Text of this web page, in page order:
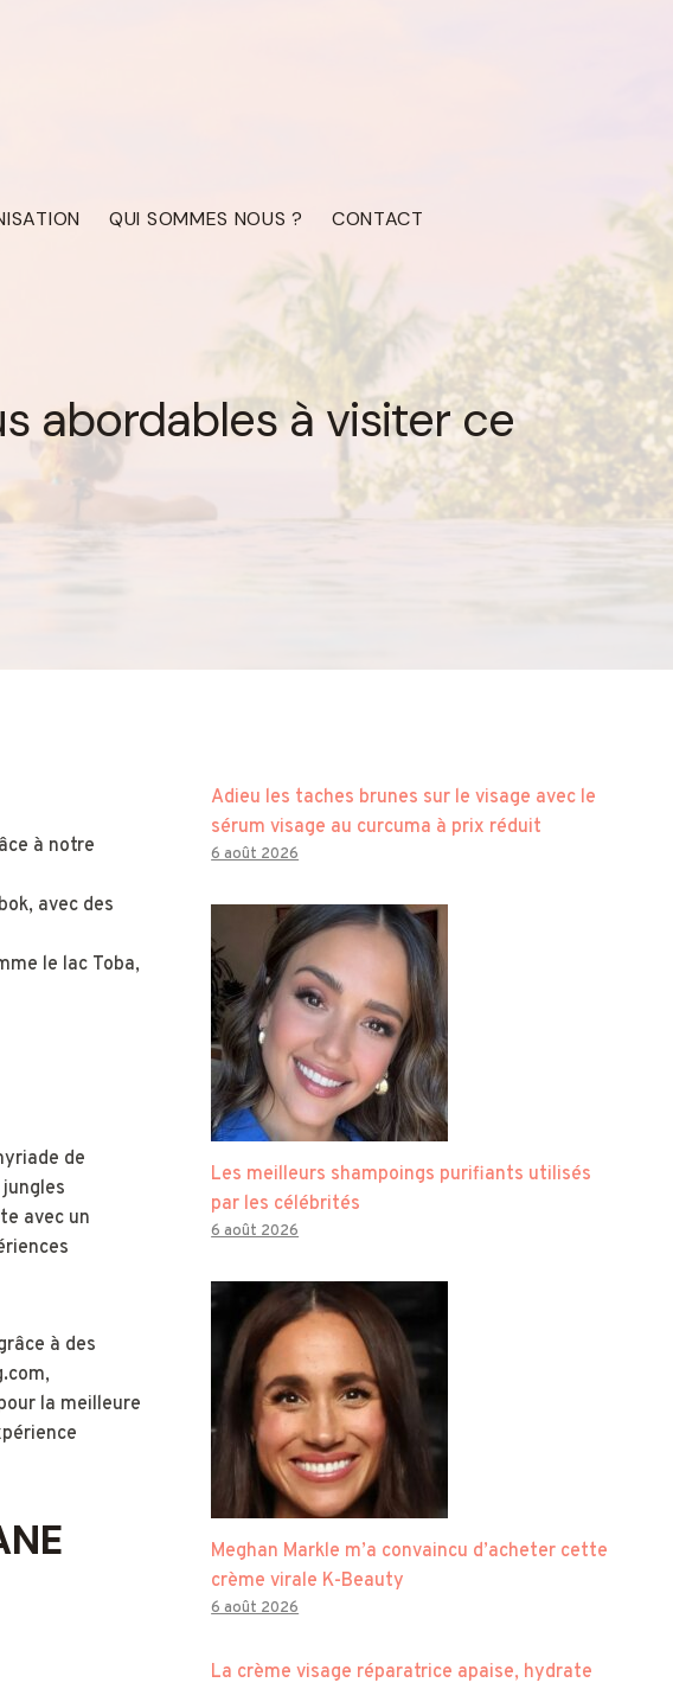
QUI SOMMES NOUS ? CONTACT
abordables à visiter ce
à notre
avec des
le lac Toba,
de
avec un
à des
la meilleure
Adieu les taches brunes sur le visage avec le
sérum visage au curcuma à prix réduit
6 août 2026
Les meilleurs shampoings purifiants utilisés
par les célébrités
6 août 2026
Meghan Markle m’a convaincu d’acheter cette
crème virale K-Beauty
6 août 2026
La crème visage réparatrice apaise, hydrate